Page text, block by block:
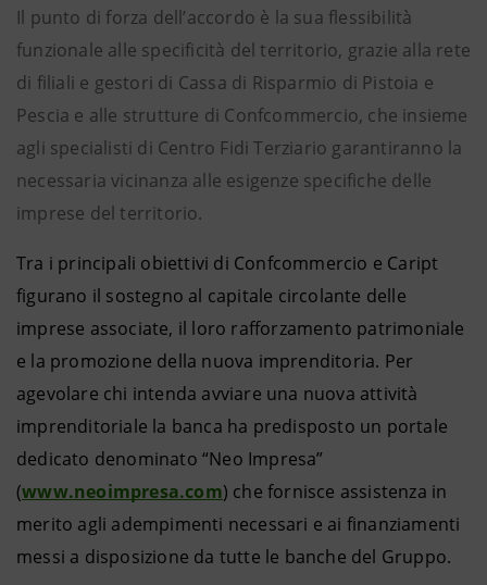
Il punto di forza dell’accordo è la sua flessibilità
funzionale alle specificità del territorio, grazie alla rete
di filiali e gestori di Cassa di Risparmio di Pistoia e
Pescia e alle strutture di Confcommercio, che insieme
agli specialisti di Centro Fidi Terziario garantiranno la
necessaria vicinanza alle esigenze specifiche delle
imprese del territorio.
Tra i principali obiettivi di Confcommercio e Caript
figurano il sostegno al capitale circolante delle
imprese associate, il loro rafforzamento patrimoniale
e la promozione della nuova imprenditoria. Per
agevolare chi intenda avviare una nuova attività
imprenditoriale la banca ha predisposto un portale
dedicato denominato “Neo Impresa”
(www.neoimpresa.com) che fornisce assistenza in
merito agli adempimenti necessari e ai finanziamenti
messi a disposizione da tutte le banche del Gruppo.